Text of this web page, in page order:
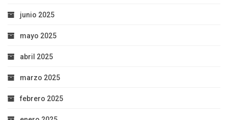
junio 2025
mayo 2025
abril 2025
marzo 2025
febrero 2025